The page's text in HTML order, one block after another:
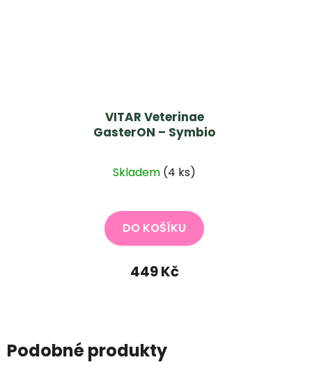
VITAR Veterinae
GasterON – Symbio
Skladem (4 ks)
DO KOŠÍKU
449 Kč
Podobné produkty